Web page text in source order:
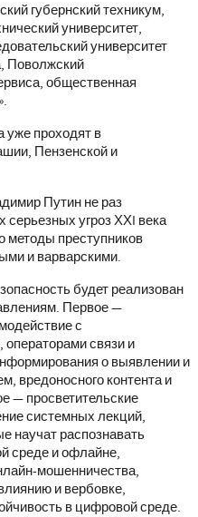
губернский техникум,
университет,
университет
Поволжский
общественная
уже проходят в
Пензенской и
Путин не раз
серьезных угроз ХХI века
методы преступников
и варварскими.
будет реализован
Первое —
с
связи и
о выявлении и
вредоносного контента и
— просветительские
системных лекций,
научат распознавать
среде и офлайне,
мошенничества,
и вербовке,
в цифровой среде.